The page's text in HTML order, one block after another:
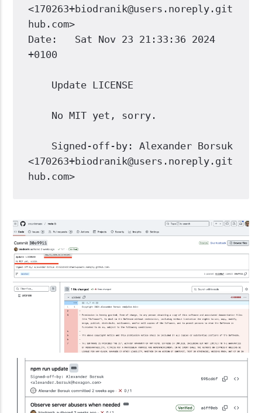
<170263+biodranik@users.noreply.git
hub.com>
Date:   Sat Nov 23 21:33:36 2024
+0100
Update LICENSE
No MIT yet, sorry.
Signed-off-by: Alexander Borsuk
<170263+biodranik@users.noreply.git
hub.com>